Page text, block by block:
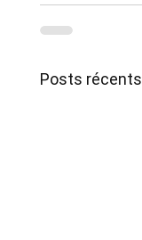
Posts récents